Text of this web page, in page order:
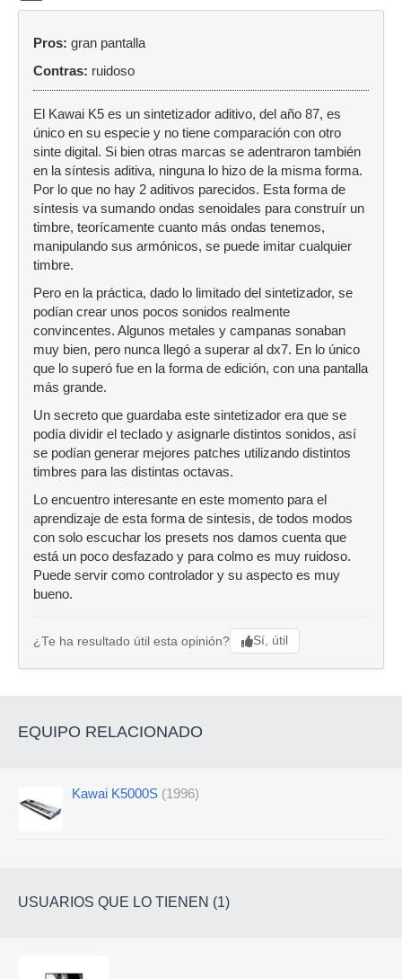
Pros: gran pantalla
Contras: ruidoso
El Kawai K5 es un sintetizador aditivo, del año 87, es
único en su especie y no tiene comparación con otro
sinte digital. Si bien otras marcas se adentraron también
en la síntesis aditiva, ninguna lo hizo de la misma forma.
Por lo que no hay 2 aditivos parecidos. Esta forma de
síntesis va sumando ondas senoidales para construír un
timbre, teorícamente cuanto más ondas tenemos,
manipulando sus armónicos, se puede imitar cualquier
timbre.
Pero en la práctica, dado lo limitado del sintetizador, se
podían crear unos pocos sonidos realmente
convincentes. Algunos metales y campanas sonaban
muy bien, pero nunca llegó a superar al dx7. En lo único
que lo superó fue en la forma de edición, con una pantalla
más grande.
Un secreto que guardaba este sintetizador era que se
podía dividir el teclado y asignarle distintos sonidos, así
se podían generar mejores patches utilizando distintos
timbres para las distintas octavas.
Lo encuentro interesante en este momento para el
aprendizaje de esta forma de sintesis, de todos modos
con solo escuchar los presets nos damos cuenta que
está un poco desfazado y para colmo es muy ruidoso.
Puede servir como controlador y su aspecto es muy
bueno.
¿Te ha resultado útil esta opinión? Sí, útil
EQUIPO RELACIONADO
Kawai K5000S (1996)
USUARIOS QUE LO TIENEN (1)